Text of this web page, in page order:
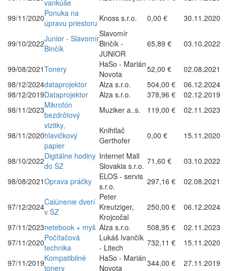
vankúše
99/11/2020Ponuka na
úpravu priestoru Knoss s.r.o. 0,00 € 30.11.2020
99/10/2022Junior - Slavomír
Binčík
Slavomír
Binčík -
JUNIOR
65,89 € 03.10.2022
99/08/2021Tonery
HaSo - Marián
Novota
52,00 €
02.08.2021
98/12/2024dataprojektor Alza s.r.o. 504,00 €
06.12.2024
98/12/2019Dataprojektor Alza s.r.o. 378,96 €
02.12.2019
98/11/2023Mikrofón
bezdrôtový
Muziker a..s. 119,00 € 02.11.2023
98/11/2020
vizitky,
hlavičkový
papier
Knihtlač
Gerthofer
0,00 € 15.11.2020
98/10/2022Digitálne hodiny
do ŠZ
Internet Mall
Slovakia s.r.o. 71,60 €
03.10.2022
98/08/2021Oprava práčky
ELOS - servis
s.r.o.
297,16 € 02.08.2021
97/12/2024Čalúnenie dverí
v ŠZ
Peter
Kreutziger,
Krojcočal
250,00 €
06.12.2024
97/11/2023netebook + myš Alza s.r.o. 508,95 €
02.11.2023
97/11/2020Počítačová
technika
Lukáš Ivančík
- Litech
732,11 €
15.11.2020
97/11/2019Kompatibilné
tonery
HaSo - Marián
Novota
344,00 € 27.11.2019